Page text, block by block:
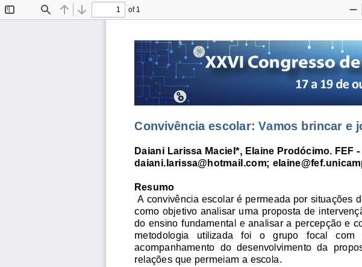
Find Previous
Next
of 1
Convivência escolar: Vamos brincar e
Daiani Larissa Maciel*, Elaine Prodócimo. FEF -
daiani.larissa@hotmail.com;
Resumo
A convivência escolar é permeada por situações
como objetivo analisar uma proposta de
do ensino fundamental e analisar a percepção e
metodologia   utilizada   foi   o   grupo   focal   com
acompanhamento  do  desenvolvimento  da
relações que permeiam a escola.